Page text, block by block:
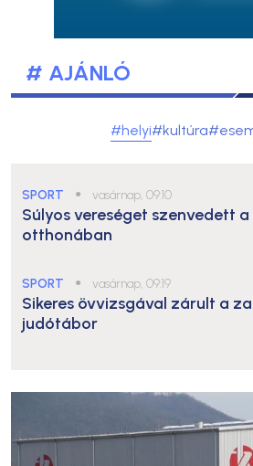
# AJÁNLÓ
#helyi#kultúra
SPORT ● vasárnap, 09:10
Súlyos vereséget szenvedett a
otthonában
SPORT ● vasárnap, 09:19
Sikeres övvizsgával zárult a
judótábor